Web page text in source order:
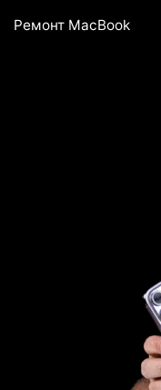
Ремонт MacBook